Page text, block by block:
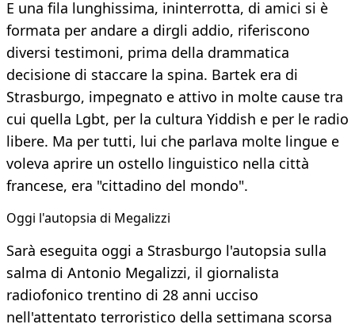
E una fila lunghissima, ininterrotta, di amici si è
formata per andare a dirgli addio, riferiscono
diversi testimoni, prima della drammatica
decisione di staccare la spina. Bartek era di
Strasburgo, impegnato e attivo in molte cause tra
cui quella Lgbt, per la cultura Yiddish e per le radio
libere. Ma per tutti, lui che parlava molte lingue e
voleva aprire un ostello linguistico nella città
francese, era "cittadino del mondo".
Oggi l'autopsia di Megalizzi
Sarà eseguita oggi a Strasburgo l'autopsia sulla
salma di Antonio Megalizzi, il giornalista
radiofonico trentino di 28 anni ucciso
nell'attentato terroristico della settimana scorsa